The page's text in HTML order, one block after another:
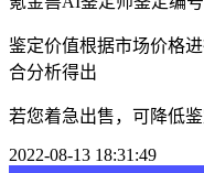
鉴定价值根据市场价格
合分析得出
若您着急出售，可降低
2022-08-13 18:31:49